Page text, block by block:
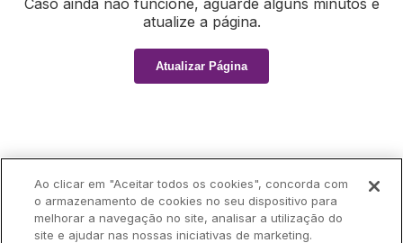
Caso ainda não funcione, aguarde alguns minutos e
atualize a página.
Atualizar Página
Ao clicar em "Aceitar todos os cookies", concorda com
o armazenamento de cookies no seu dispositivo para
melhorar a navegação no site, analisar a utilização do
site e ajudar nas nossas iniciativas de marketing.